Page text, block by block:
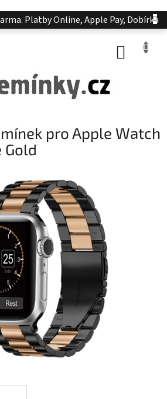
Platby Online, Apple Pay, Dobírka
pro Apple Watch
Gold